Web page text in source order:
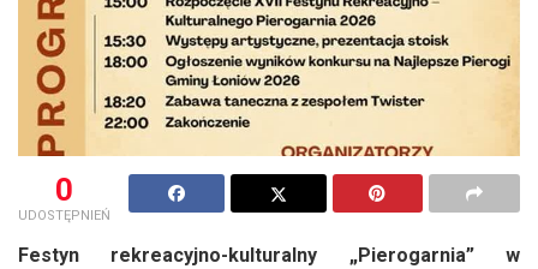
0
UDOSTĘPNIEŃ
Festyn rekreacyjno-kulturalny „Pierogarnia” w